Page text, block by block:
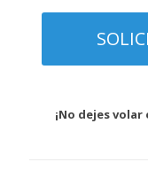
¡No dejes